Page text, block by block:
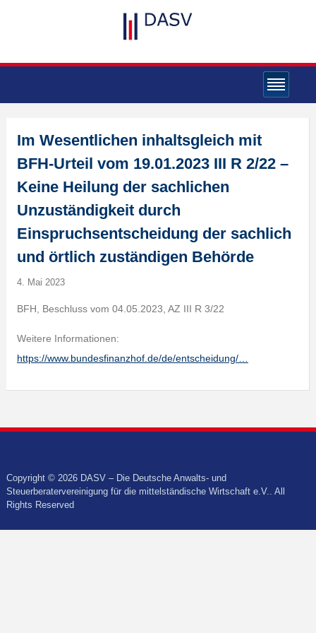
Im Wesentlichen inhaltsgleich mit
BFH-Urteil vom 19.01.2023 III R 2/22 –
Keine Heilung der sachlichen
Unzuständigkeit durch
Einspruchsentscheidung der sachlich
und örtlich zuständigen Behörde
4. Mai 2023
BFH, Beschluss vom 04.05.2023, AZ III R 3/22
Weitere Informationen:
https://www.bundesfinanzhof.de/de/entscheidung/…
Copyright © 2026 DASV – Die Deutsche Anwalts- und
Steuerberatervereinigung für die mittelständische Wirtschaft e.V.. All
Rights Reserved